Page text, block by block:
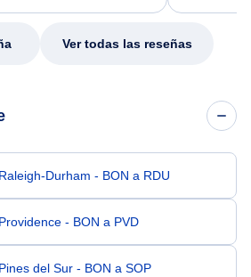
my issue.
Ver todas las reseñas
Durham - BON a RDU
- BON a PVD
del Sur - BON a SOP